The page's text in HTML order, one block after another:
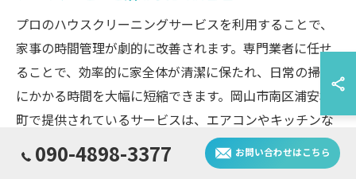
プロのハウスクリーニングサービスを利用することで、
家事の時間管理が劇的に改善されます。専門業者に任せ
ることで、効率的に家全体が清潔に保たれ、日常の掃除
にかかる時間を大幅に短縮できます。岡山市南区浦安本
町で提供されているサービスは、エアコンやキッチンな
どの特定箇所の清掃を含め、個々のニーズに合わせたオ
プションが豊富です。これにより、週末や平日のわずか
090-4898-3377 お問い合わせはこちら